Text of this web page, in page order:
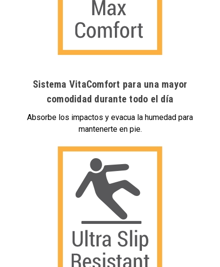
Sistema VitaComfort para una mayor
comodidad durante todo el día
Absorbe los impactos y evacua la humedad para
mantenerte en pie.